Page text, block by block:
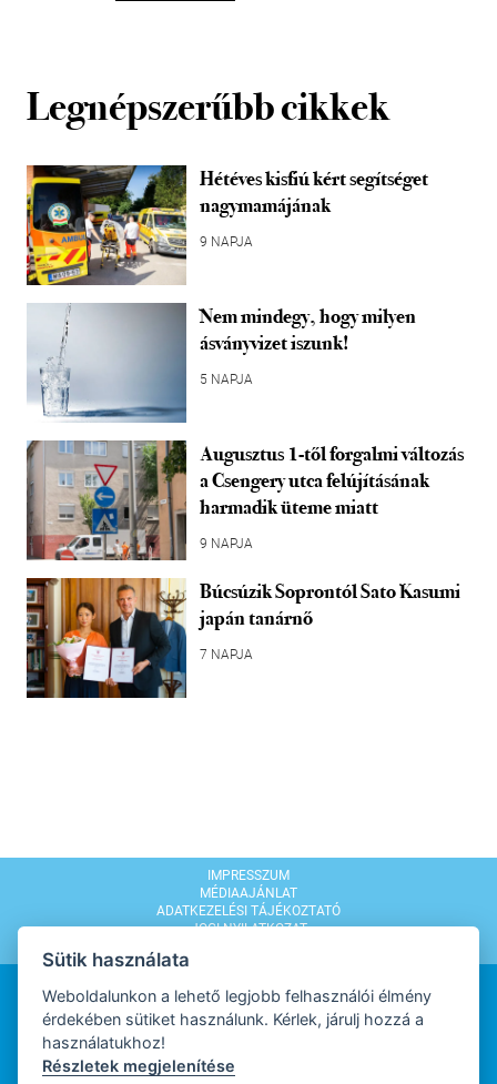
Legnépszerűbb cikkek
Hétéves kisfiú kért segítséget
nagymamájának
9 NAPJA
Nem mindegy, hogy milyen
ásványvizet iszunk!
5 NAPJA
Augusztus 1-től forgalmi változás
a Csengery utca felújításának
harmadik üteme miatt
9 NAPJA
Búcsúzik Soprontól Sato Kasumi
japán tanárnő
7 NAPJA
IMPRESSZUM
MÉDIAAJÁNLAT
ADATKEZELÉSI TÁJÉKOZTATÓ
JOGI NYILATKOZAT
WEBDESIGN
Sütik használata
Weboldalunkon a lehető legjobb felhasználói élmény
érdekében sütiket használunk. Kérlek, járulj hozzá a
használatukhoz!
Részletek megjelenítése